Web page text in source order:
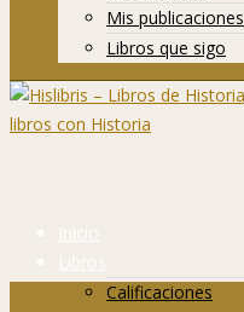
Mis publicaciones
Libros que sigo
Inicio
Libros
Calificaciones